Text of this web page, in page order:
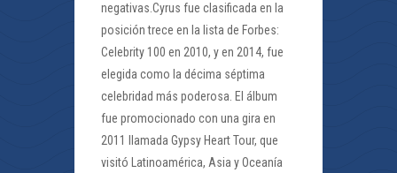
negativas.Cyrus fue clasificada en la
posición trece en la lista de Forbes:
Celebrity 100 en 2010, y en 2014, fue
elegida como la décima séptima
celebridad más poderosa. El álbum
fue promocionado con una gira en
2011 llamada Gypsy Heart Tour, que
visitó Latinoamérica, Asia y Oceanía